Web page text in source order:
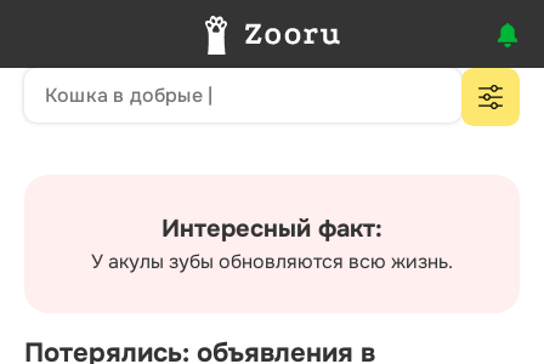
Интересный факт:
У акулы зубы обновляются всю жизнь.
Потерялись: объявления в